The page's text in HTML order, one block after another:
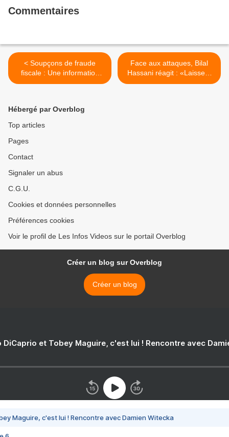
Commentaires
< Soupçons de fraude
fiscale : Une information
judiciaire ouverte contre
Face aux attaques, Bilal
Hassani réagit : «Laissez-
moi tranquille, laissez-moi
Hébergé par Overblog
Top articles
Pages
Contact
Signaler un abus
C.G.U.
Cookies et données personnelles
Préférences cookies
Voir le profil de Les Infos Videos sur le portail Overblog
Créer un blog sur Overblog
Créer un blog
DiCaprio et Tobey Maguire, c'est lui ! Rencontre avec
Maguire, c'est lui ! Rencontre avec Damien Witecka